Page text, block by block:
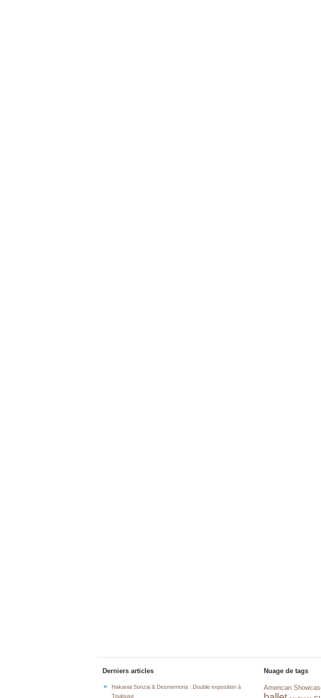
Derniers articles
Hakanai Sonzai & Desmemoria : Double exposition à
Toulouse
Nuage de tags
American